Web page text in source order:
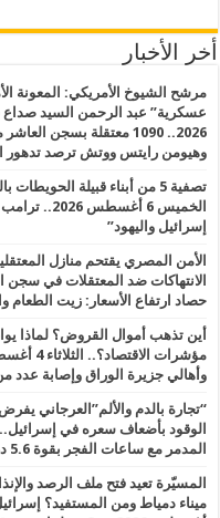
أخر الأخبار
مرشح الشيوخ الأمريكي: المعونة
وهيومن رايتس ووتش ترصد تدهور
تصفية 5 من أبناء قبيلة
الخميس 6
إسرائيل واليهود”
الأمن المصري يقتحم منازل
حصاد ارتفاع الأسعار: زيت الطعام
أين تذهب أموال القروض؟ لماذا
وأهالي جزيرة الوراق وإصابة عدد
المدمر مع ساعات الفجر بقوة 5.6 درجات وتوابع مرعبة تهز المحافظات